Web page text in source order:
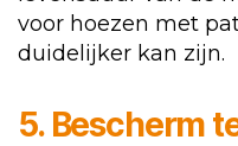
voor hoezen met
duidelijker kan zijn.
5. Bescherm